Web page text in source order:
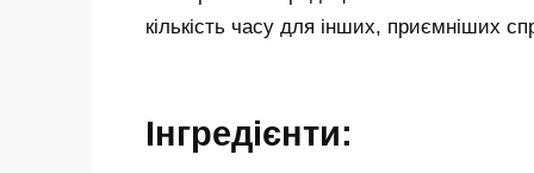
кількість часу для інших, приємніших
Інгредієнти: